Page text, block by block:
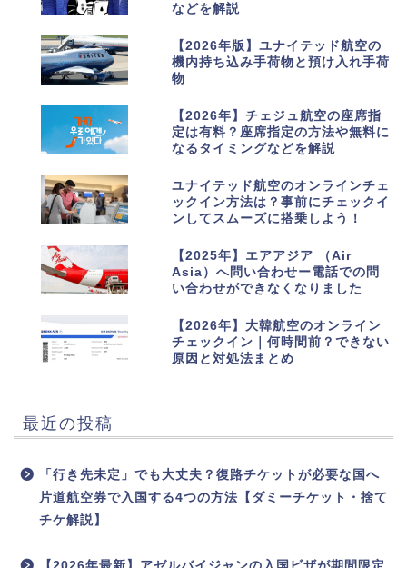
などを解説
【2026年版】ユナイテッド航空の
機内持ち込み手荷物と預け入れ手荷
物
【2026年】チェジュ航空の座席指
定は有料？座席指定の方法や無料に
なるタイミングなどを解説
ユナイテッド航空のオンラインチェ
ックイン方法は？事前にチェックイ
ンしてスムーズに搭乗しよう！
【2025年】エアアジア （Air
Asia）へ問い合わせー電話での問
い合わせができなくなりました
【2026年】大韓航空のオンライン
チェックイン｜何時間前？できない
原因と対処法まとめ
最近の投稿
「行き先未定」でも大丈夫？復路チケットが必要な国へ
片道航空券で入国する4つの方法【ダミーチケット・捨て
チケ解説】